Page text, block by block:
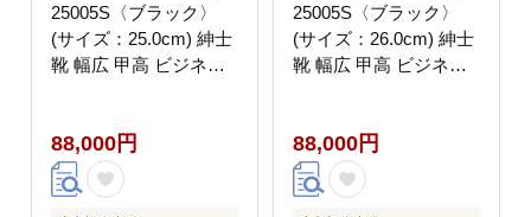
25005S〈ブラック〉
(サイズ：25.0cm) 紳士
靴 幅広 甲高 ビジネス
ポン 牛革
88,000円
25005S〈ブラック〉
(サイズ：26.0cm) 紳士
靴 幅広 甲高 ビジネス
ポン 牛革
88,000円